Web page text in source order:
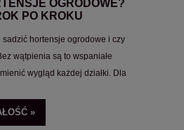
OGRODOWE?
PO KROKU
hortensje ogrodowe i czy
wątpienia są to wspaniałe
wygląd każdej działki. Dla
hortensji ogrodowych nie
wskazówki i sprawdź
»